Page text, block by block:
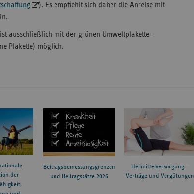
). Es empfiehlt sich daher die Anreise mit
ausschließlich mit der grünen Umweltplakette -
Plakette) möglich.
der
Beitragsbemessungsgrenzen
und Beitragssätze 2026
Heilmittelversorgung –
Verträge und Vergütungen